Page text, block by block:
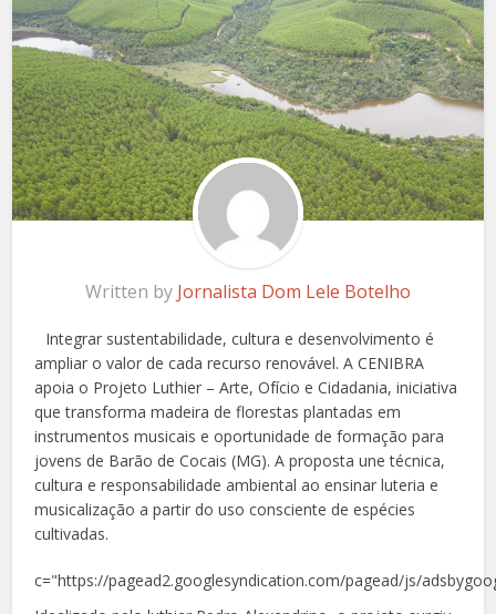
Written by Jornalista Dom Lele Botelho
Integrar sustentabilidade, cultura e desenvolvimento é
ampliar o valor de cada recurso renovável. A CENIBRA
apoia o Projeto Luthier – Arte, Ofício e Cidadania, iniciativa
que transforma madeira de florestas plantadas em
instrumentos musicais e oportunidade de formação para
jovens de Barão de Cocais (MG). A proposta une técnica,
cultura e responsabilidade ambiental ao ensinar luteria e
musicalização a partir do uso consciente de espécies
cultivadas.
c="https://pagead2.googlesyndication.com/pagead/js/